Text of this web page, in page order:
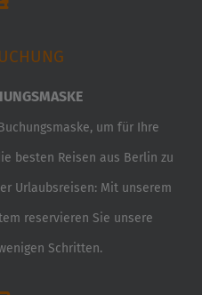
um für Ihre
besten Reisen aus Berlin zu
Urlaubsreisen: Mit unserem
reservieren Sie unsere
Schritten.